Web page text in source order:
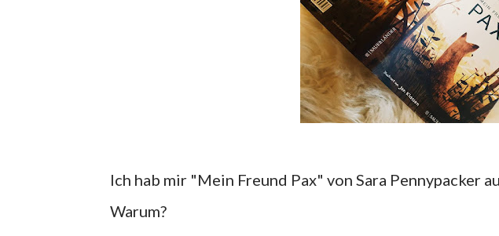
Ich hab mir "Mein Freund Pax" von Sara Pennypacker
Warum?